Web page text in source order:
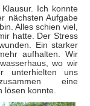
Ich konnte
nächsten Aufgabe
Alles schien viel,
hatte. Der Stress
Ein starker
aufhalten. Wir
wo wir
unterhielten uns
eine
lösen konnte.